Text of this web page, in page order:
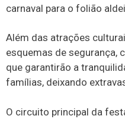
carnaval para o folião
Além das atrações
esquemas de segurança,
que garantirão a
famílias, deixando
O circuito principal da